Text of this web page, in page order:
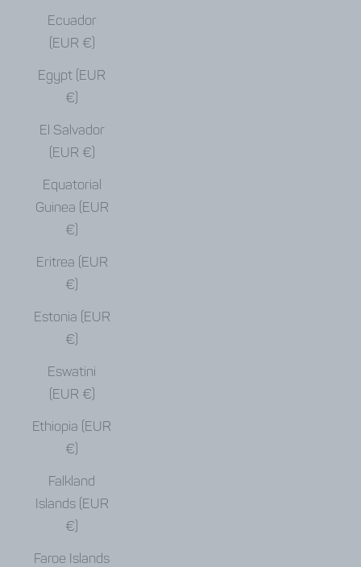
Ecuador
(EUR €)
Egypt (EUR
€)
El Salvador
(EUR €)
Equatorial
Guinea (EUR
€)
Eritrea (EUR
€)
Estonia (EUR
€)
Eswatini
(EUR €)
Ethiopia (EUR
€)
Falkland
Islands (EUR
€)
Faroe Islands